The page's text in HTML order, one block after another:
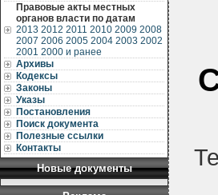
Правовые акты местных
органов власти по датам
2013 2012 2011 2010 2009 2008
2007 2006 2005 2004 2003 2002
2001 2000 и ранее
Архивы
Кодексы
Законы
Указы
Постановления
Поиск документа
Полезные ссылки
Контакты
Новые документы